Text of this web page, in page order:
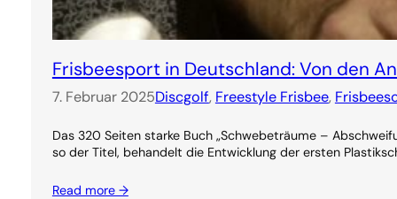
Frisbeesport in Deutschland: Von den
7. Februar 2025Discgolf, Freestyle Frisbee,
Das 320 Seiten starke Buch „Schwebeträume –
so der Titel, behandelt die Entwicklung der ersten
Read more →